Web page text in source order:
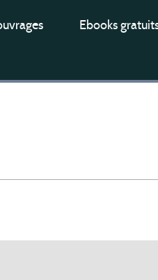
Ebooks